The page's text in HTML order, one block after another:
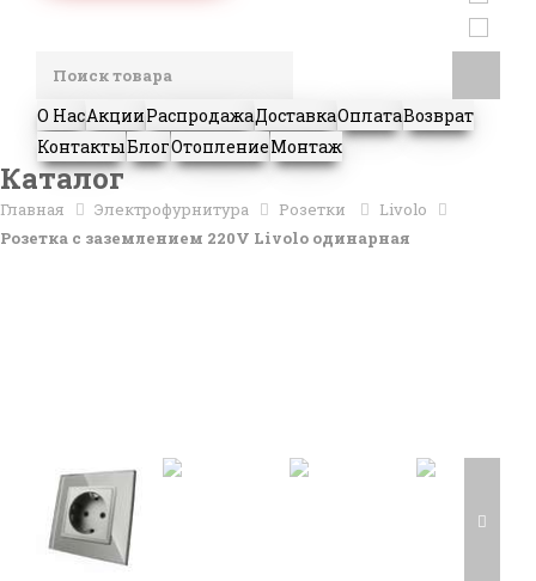
О НасАкцииРаспродажаДоставкаОплатаВозврат
КонтактыБлогОтоплениеМонтаж
Каталог
Главная Электрофурнитура Розетки
Livolo
Розетка с заземлением 220V Livolo одинарная